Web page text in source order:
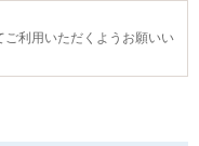
ご利用いただくようお願いい